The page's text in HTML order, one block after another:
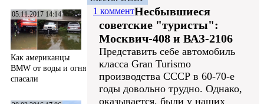
05.11.2017 14:14
Как американцы
BMW от воды и огня
спасали
1 комментНесбывшиеся
советские "туристы":
Москвич-408 и ВАЗ-2106
Представить себе автомобиль
класса Gran Turismo
производства СССР в 60-70-е
годы довольно трудно. Однако,
оказывается, были у наших